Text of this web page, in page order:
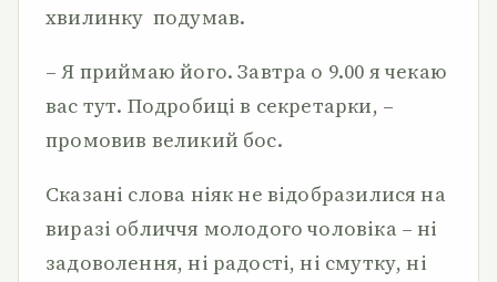
хвилинку подумав.
– Я приймаю його. Завтра о 9.00 я чекаю
вас тут. Подробиці в секретарки, –
промовив великий бос.
Сказані слова ніяк не відобразилися на
виразі обличчя молодого чоловіка – ні
задоволення, ні радості, ні смутку, ні